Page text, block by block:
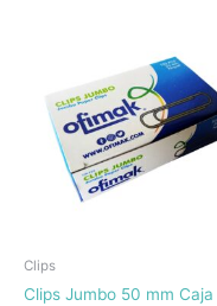
Clips
Clips Jumbo 50 mm Caja